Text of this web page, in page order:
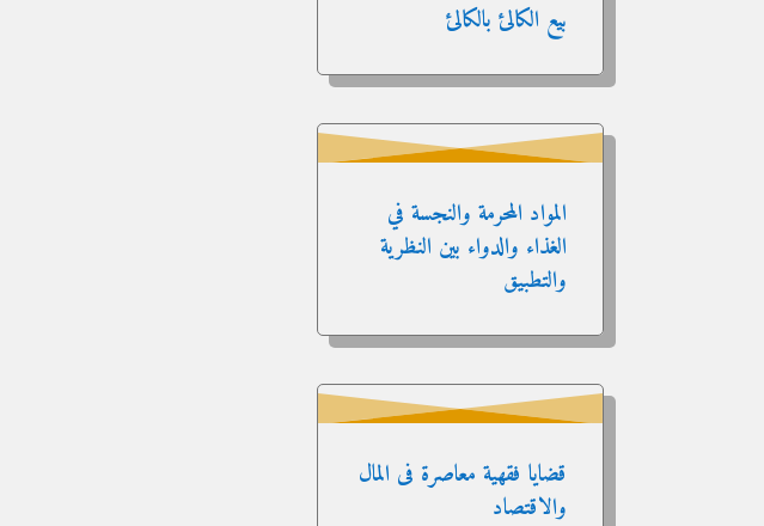
بيع الكالئ بالكالئ
المواد المحرمة والنجسة في
الغذاء والدواء بين النظرية
والتطبيق
قضايا فقهية معاصرة فى المال
والاقتصاد